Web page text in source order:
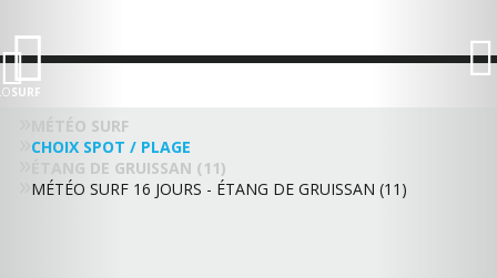
SURF
MÉTÉO SURF
CHOIX SPOT / PLAGE
ÉTANG DE GRUISSAN (11)
MÉTÉO SURF 16 JOURS - ÉTANG DE GRUISSAN (11)